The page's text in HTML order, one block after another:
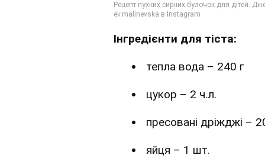
Інгредієнти для тіста:
тепла вода – 240 г
цукор – 2 ч.л.
пресовані дріжджі –
яйця – 1 шт.